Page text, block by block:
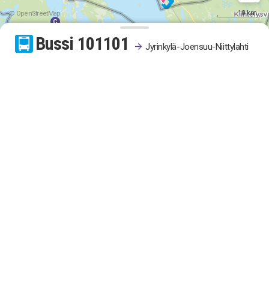
© OpenStreetMap 10 km
Bussi 101101 Jyrinkylä-Joensuu-Niittylahti